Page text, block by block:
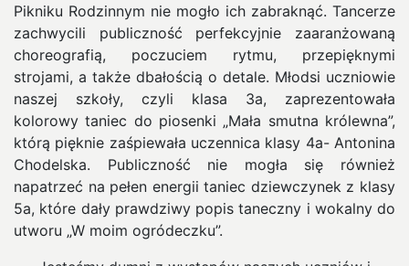
Pikniku Rodzinnym nie mogło ich zabraknąć. Tancerze
zachwycili publiczność perfekcyjnie zaaranżowaną
choreografią, poczuciem rytmu, przepięknymi
strojami, a także dbałością o detale. Młodsi uczniowie
naszej szkoły, czyli klasa 3a, zaprezentowała
kolorowy taniec do piosenki „Mała smutna królewna”,
którą pięknie zaśpiewała uczennica klasy 4a- Antonina
Chodelska. Publiczność nie mogła się również
napatrzeć na pełen energii taniec dziewczynek z klasy
5a, które dały prawdziwy popis taneczny i wokalny do
utworu „W moim ogródeczku”.